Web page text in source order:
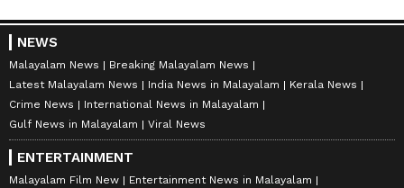
NEWS
Malayalam News
Breaking Malayalam News
Latest Malayalam News
India News in Malayalam
Kerala News
Crime News
International News in Malayalam
Gulf News in Malayalam
Viral News
ENTERTAINMENT
Malayalam Film New
Entertainment News in Malayalam